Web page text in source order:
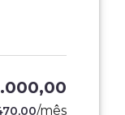
/mês